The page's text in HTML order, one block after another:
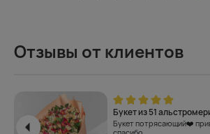
Отзывы от клиентов
Букет потрясающий❤️
спасибо